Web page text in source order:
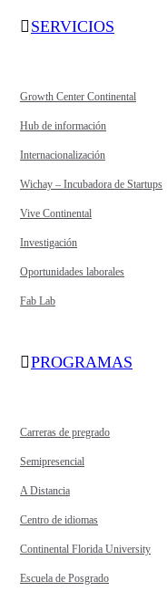
SERVICIOS
Growth Center Continental
Hub de información
Internacionalización
Wichay – Incubadora de Startups
Vive Continental
Investigación
Oportunidades laborales
Fab Lab
PROGRAMAS
Carreras de pregrado
Semipresencial
A Distancia
Centro de idiomas
Continental Florida University
Escuela de Posgrado